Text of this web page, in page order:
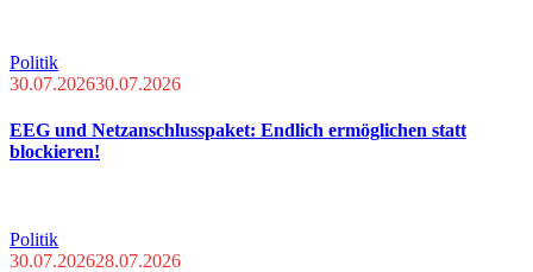
Politik
30.07.202630.07.2026
EEG und Netzanschlusspaket: Endlich ermöglichen statt
blockieren!
Politik
30.07.202628.07.2026